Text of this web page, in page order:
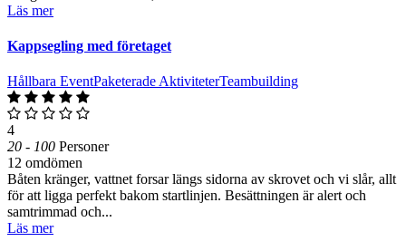
Läs mer
Kappsegling med företaget
Hållbara EventPaketerade AktiviteterTeambuilding
4
20 - 100 Personer
12 omdömen
Båten kränger, vattnet forsar längs sidorna av skrovet och vi slår, allt
för att ligga perfekt bakom startlinjen. Besättningen är alert och
samtrimmad och...
Läs mer